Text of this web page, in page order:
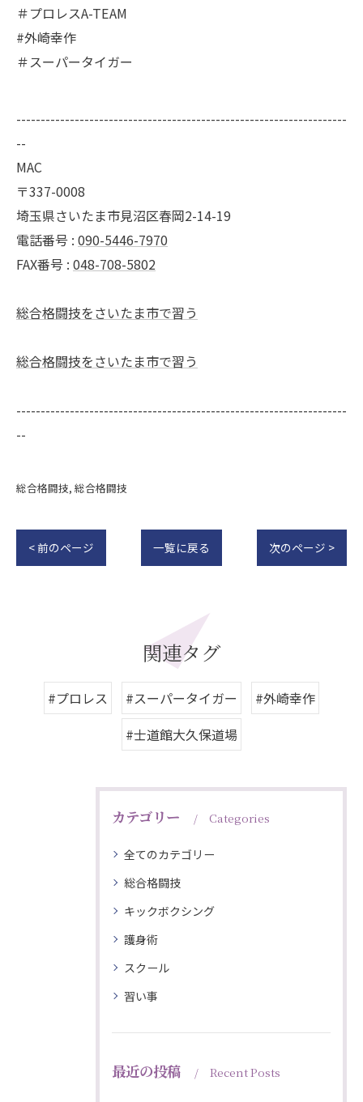
＃プロレスA-TEAM
#外崎幸作
＃スーパータイガー
--------------------------------------------------------------------
--
MAC
〒337-0008
埼玉県さいたま市見沼区春岡2-14-19
電話番号 : 090-5446-7970
FAX番号 : 048-708-5802
総合格闘技をさいたま市で習う
総合格闘技をさいたま市で習う
--------------------------------------------------------------------
--
総合格闘技 総合格闘技
< 前のページ 一覧に戻る 次のページ >
関連タグ
#プロレス #スーパータイガー
#外崎幸作
#士道館大久保道場
カテゴリー Categories
全てのカテゴリー
総合格闘技
キックボクシング
護身術
スクール
習い事
最近の投稿 Recent Posts